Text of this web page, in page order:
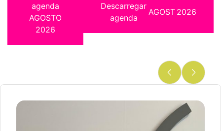
agenda
AGOSTO
2026
Descarregar
agenda
AGOST 2026